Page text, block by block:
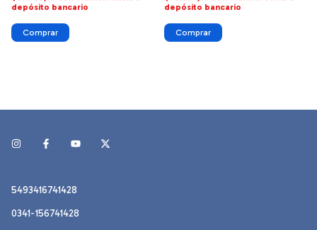
depósito bancario
depósito bancario
5493416741428
0341-156741428